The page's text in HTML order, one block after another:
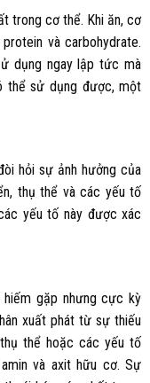
trong cơ thể. Khi ăn, cơ
và carbohydrate.
dụng ngay lập tức mà
thể sử dụng được, một
hỏi sự ảnh hưởng của
thụ thể và các yếu tố
yếu tố này được xác
hiếm gặp nhưng cực kỳ
xuất phát từ sự thiếu
thể hoặc các yếu tố
và axit hữu cơ. Sự